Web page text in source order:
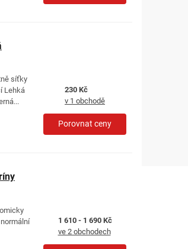
síťky
Lehká
230 Kč
v 1 obchodě
Porovnat ceny
1 610 - 1 690 Kč
ve 2 obchodech